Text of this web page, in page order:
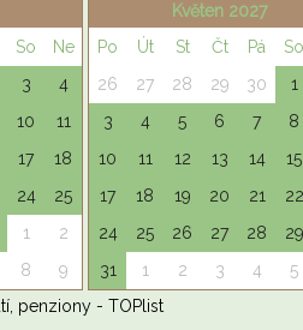
So
Ne
3
4
10
11
17
18
24
25
1
2
8 9
Květen 2027
Po
Út St Čt Pá
So
26
27 28 29 30
1
3
4 5 6 7
8
10
11 12 13 14
15
17
18 19 20 21
22
24
25 26 27 28
29
31
1 2 3 4 5